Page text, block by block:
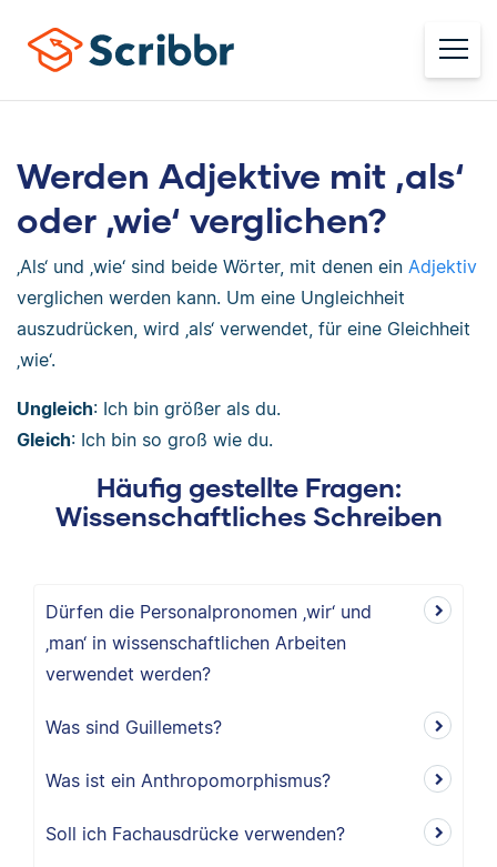
Werden Adjektive mit ‚als‘
oder ‚wie‘ verglichen?
‚Als‘ und ‚wie‘ sind beide Wörter, mit denen ein Adjektiv
verglichen werden kann. Um eine Ungleichheit
auszudrücken, wird ‚als‘ verwendet, für eine Gleichheit
‚wie‘.
Ungleich: Ich bin größer als du.
Gleich: Ich bin so groß wie du.
Häufig gestellte Fragen:
Wissenschaftliches Schreiben
Dürfen die Personalpronomen ‚wir‘ und
‚man‘ in wissenschaftlichen Arbeiten
verwendet werden?
Was sind Guillemets?
Was ist ein Anthropomorphismus?
Soll ich Fachausdrücke verwenden?